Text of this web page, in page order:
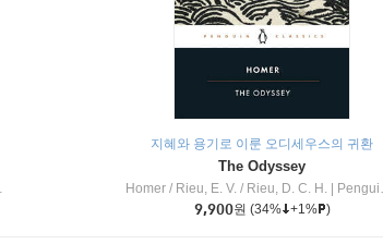
지혜와 용기로 이룬 오디세우스의 귀환
The Odyssey
Homer / Rieu, E. V. / Rieu, D. C. H.
Penguin Group
9,900원 (34% +1% )